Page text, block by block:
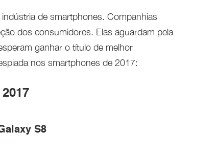
de smartphones. Companhias
dos consumidores. Elas aguardam pela
ganhar o título de melhor
nos smartphones de 2017:
S8